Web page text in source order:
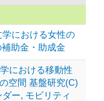
における女性の
助金・助成金
における移動性
空間 基盤研究(C)
ー, モビリティ